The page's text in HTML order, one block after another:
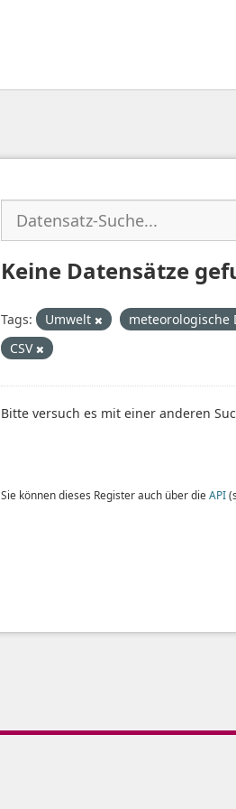
Keine Datensätze
Tags: Umwelt meteorologische
CSV
Bitte versuch es mit einer anderen
Sie können dieses Register auch über die API